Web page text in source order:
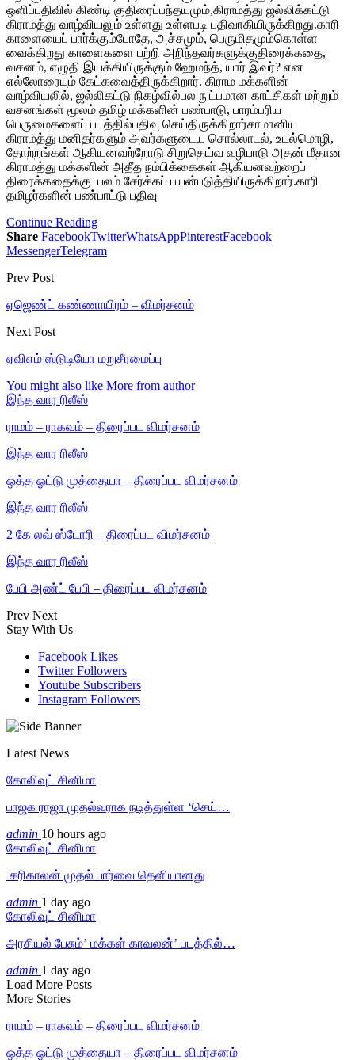
ஒளிப்பதிவில் கிண்டி குதிரைப்பந்தயமும்,கிராமத்து ஜல்லிக்கட்டு
கிராமத்து வாழ்வியலும் உள்ளது உள்ளபடி பதிவாகியிருக்கிறது.காரி
காளையைப் பார்க்கும்போதே, அச்சமும், பெருமிதமும்கொள்ள
வைக்கிறது காளைகளை பற்றி அறிந்தவர்களுக்குதிரைக்கதை,
வசனம், எழுதி இயக்கியிருக்கும் ஹேமந்த், யார் இவர்? என
எல்லோரையும் கேட்கவைத்திருக்கிறார். கிராம மக்களின்
வாழ்வியலில், ஜல்லிகட்டு நிகழ்வில்பல நுட்பமான காட்சிகள் மற்றும்
வசனங்கள் மூலம் தமிழ் மக்களின் பண்பாடு, பாரம்பரிய
பெருமைகளைப் படத்தில்பதிவு செய்திருக்கிறார்சாமானிய
கிராமத்து மனிதர்களும் அவர்களுடைய சொல்லாடல், உடல்மொழி,
தோற்றங்கள் ஆகியனவற்றோடு சிறுதெய்வ வழிபாடு அதன் மீதான
கிராமத்து மக்களின் அதீத நம்பிக்கைகள் ஆகியனவற்றைப்
திரைக்கதைக்கு பலம் சேர்க்கப் பயன்படுத்தியிருக்கிறார்.காரி
தமிழர்களின் பண்பாட்டு பதிவு
Continue Reading
Share FacebookTwitterWhatsAppPinterestFacebook
MessengerTelegram
Prev Post
ஏஜெண்ட் கண்ணாயிரம் – விமர்சனம்
Next Post
ஏவிஎம் ஸ்டுடியோ மறுசீரமைப்பு
You might also like More from author
இந்த வார ரிலீஸ்
ராமம் – ராகவம் – திரைப்பட விமர்சனம்
இந்த வார ரிலீஸ்
ஒத்த ஓட்டு முத்தையா – திரைப்பட விமர்சனம்
இந்த வார ரிலீஸ்
2 கே லவ் ஸ்டோரி – திரைப்பட விமர்சனம்
இந்த வார ரிலீஸ்
பேபி அண்ட் பேபி – திரைப்பட விமர்சனம்
Prev Next
Stay With Us
Facebook Likes
Twitter Followers
Youtube Subscribers
Instagram Followers
Latest News
கோலிவுட் சினிமா
பாஜக ராஜா முதல்வராக நடித்துள்ள ‘செய்…
admin 10 hours ago
கோலிவுட் சினிமா
‎ கரிகாலன் முதல் பார்வை தெளியானது
admin 1 day ago
கோலிவுட் சினிமா
அரசியல் பேசும்’ மக்கள் காவலன்’ படத்தில்…
admin 1 day ago
Load More Posts
More Stories
ராமம் – ராகவம் – திரைப்பட விமர்சனம்
ஒத்த ஓட்டு முத்தையா – திரைப்பட விமர்சனம்